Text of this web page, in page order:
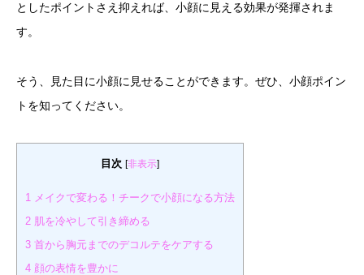
としたポイントさえ抑えれば、小顔に見える効果が発揮されま
す。
そう、見た目に小顔に見せることができます。ぜひ、小顔ポイン
トを知ってください。
目次 [非表示]
1 メイクで変わる！チークで小顔になる方法
2 肌を冷やして引き締める
3 首から胸元までのデコルテをケアする
4 顔の表情を豊かに